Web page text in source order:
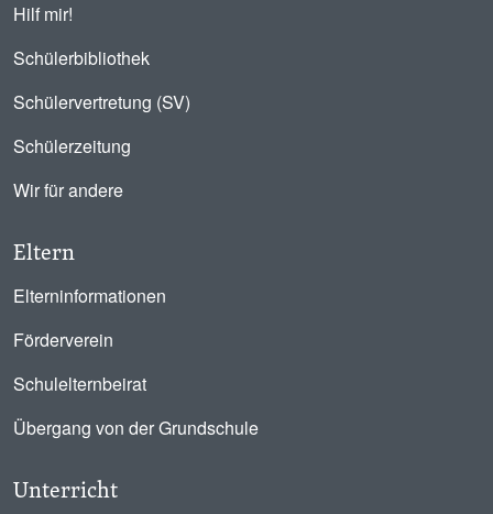
Hilf mir!
Schülerbibliothek
Schülervertretung (SV)
Schülerzeitung
Wir für andere
Eltern
Elterninformationen
Förderverein
Schulelternbeirat
Übergang von der Grundschule
Unterricht